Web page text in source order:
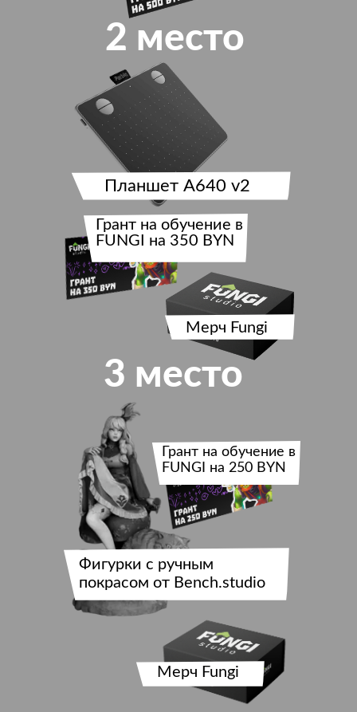
3 место
2 место
Фигурки с ручным
покрасом от Bench.studio
Мерч Fungi
Мерч Fungi
Планшет A640 v2
Грант на обучение в
FUNGI на 250 BYN
Грант на обучение в
FUNGI на 350 BYN